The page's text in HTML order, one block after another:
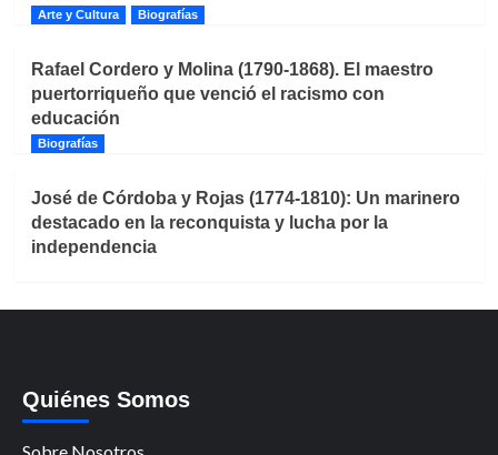
Arte y Cultura Biografías
Rafael Cordero y Molina (1790-1868). El maestro
puertorriqueño que venció el racismo con
educación
Biografías
José de Córdoba y Rojas (1774-1810): Un marinero
destacado en la reconquista y lucha por la
independencia
Quiénes Somos